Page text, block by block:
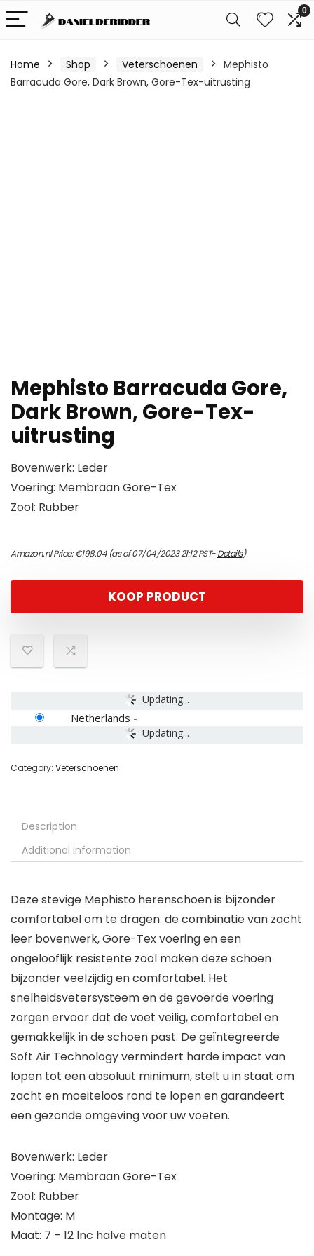
0
Home Shop Veterschoenen
Mephisto
Barracuda Gore, Dark Brown, Gore-Tex-uitrusting
Mephisto Barracuda Gore,
Dark Brown, Gore-Tex-
uitrusting
Bovenwerk: Leder
Voering: Membraan Gore-Tex
Zool: Rubber
Amazon.nl Price:€198.04(as of 07/04/2023 21:12 PST-Details)
KOOP PRODUCT
Updating...
Updating...
Netherlands -
Category: Veterschoenen
Description
Additional information
Deze stevige Mephisto herenschoen is bijzonder
comfortabel om te dragen: de combinatie van zacht
leer bovenwerk, Gore-Tex voering en een
ongelooflijk resistente zool maken deze schoen
bijzonder veelzijdig en comfortabel. Het
snelheidsvetersysteem en de gevoerde voering
zorgen ervoor dat de voet veilig, comfortabel en
gemakkelijk in de schoen past. De geïntegreerde
Soft Air Technology vermindert harde impact van
lopen tot een absoluut minimum, stelt u in staat om
zacht en moeiteloos rond te lopen en garandeert
een gezonde omgeving voor uw voeten.
Bovenwerk: Leder
Voering: Membraan Gore-Tex
Zool: Rubber
Montage: M
Maat: 7 – 12 Inc halve maten